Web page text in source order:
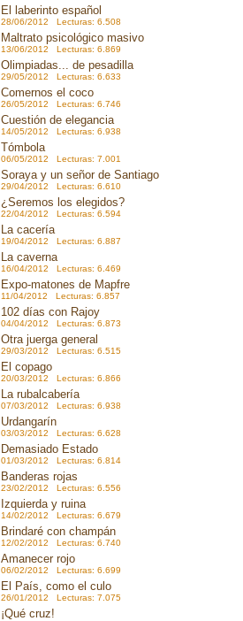
El laberinto español
28/06/2012 Lecturas: 6.508
Maltrato psicológico masivo
13/06/2012 Lecturas: 6.869
Olimpiadas... de pesadilla
29/05/2012 Lecturas: 6.633
Comernos el coco
26/05/2012 Lecturas: 6.746
Cuestión de elegancia
14/05/2012 Lecturas: 6.938
Tómbola
06/05/2012 Lecturas: 7.001
Soraya y un señor de Santiago
29/04/2012 Lecturas: 6.610
¿Seremos los elegidos?
22/04/2012 Lecturas: 6.594
La cacería
19/04/2012 Lecturas: 6.887
La caverna
16/04/2012 Lecturas: 6.469
Expo-matones de Mapfre
11/04/2012 Lecturas: 6.857
102 días con Rajoy
04/04/2012 Lecturas: 6.873
Otra juerga general
29/03/2012 Lecturas: 6.515
El copago
20/03/2012 Lecturas: 6.866
La rubalcabería
07/03/2012 Lecturas: 6.938
Urdangarín
03/03/2012 Lecturas: 6.628
Demasiado Estado
01/03/2012 Lecturas: 6.814
Banderas rojas
23/02/2012 Lecturas: 6.556
Izquierda y ruina
14/02/2012 Lecturas: 6.679
Brindaré con champán
12/02/2012 Lecturas: 6.740
Amanecer rojo
06/02/2012 Lecturas: 6.699
El País, como el culo
26/01/2012 Lecturas: 7.075
¡Qué cruz!